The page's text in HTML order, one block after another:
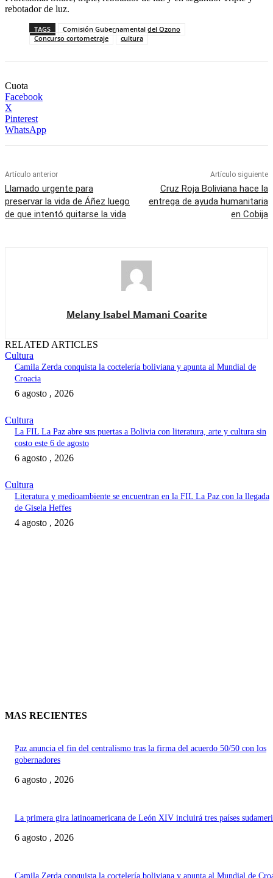
rebotador de luz.
TAGS
Comisión Gubernamental del Ozono
Concurso cortometraje
cultura
Cuota
Facebook
X
Pinterest
WhatsApp
Artículo anterior
Llamado urgente para
preservar la vida de Áñez luego
de que intentó quitarse la vida
Artículo siguiente
Cruz Roja Boliviana hace la
entrega de ayuda humanitaria
en Cobija
Melany Isabel Mamani Coarite
RELATED ARTICLES
Cultura
Camila Zerda conquista la coctelería boliviana y apunta al Mundial de
Croacia
6 agosto , 2026
Cultura
La FIL La Paz abre sus puertas a Bolivia con literatura, arte y cultura sin
costo este 6 de agosto
6 agosto , 2026
Cultura
Literatura y medioambiente se encuentran en la FIL La Paz con la llegada
de Gisela Heffes
4 agosto , 2026
MAS RECIENTES
Paz anuncia el fin del centralismo tras la firma del acuerdo 50/50 con los
gobernadores
6 agosto , 2026
La primera gira latinoamericana de León XIV incluirá tres países
6 agosto , 2026
Camila Zerda conquista la coctelería boliviana y apunta al Mundial de